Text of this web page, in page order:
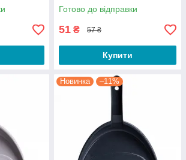
Готово до відправки
51 ₴ 57 ₴
Купити
Новинка –11%